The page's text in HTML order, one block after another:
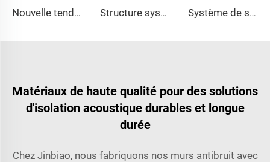
Nouvelle tendance système de suivi solaire à un axe structure de montage photovoltaïque lourde en acier avec service de découpe à prix avantageux Structure système de kits de suiveur solaire photovoltaïque à un axe lourd en acier du fabricant professionnel Système de suivi solaire monoculaire fabriqué en Chine avec moteur de rotation
Matériaux de haute qualité pour des solutions
d'isolation acoustique durables et longue
durée
Chez Jinbiao, nous fabriquons nos murs antibruit avec